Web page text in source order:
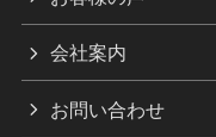
会社案内
お問い合わせ